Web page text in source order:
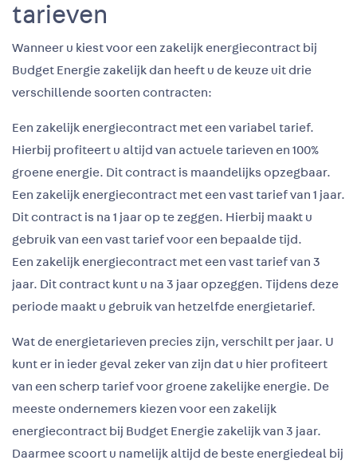
tarieven
Wanneer u kiest voor een zakelijk energiecontract bij
Budget Energie zakelijk dan heeft u de keuze uit drie
verschillende soorten contracten:
Een zakelijk energiecontract met een variabel tarief.
Hierbij profiteert u altijd van actuele tarieven en 100%
groene energie. Dit contract is maandelijks opzegbaar.
Een zakelijk energiecontract met een vast tarief van 1 jaar.
Dit contract is na 1 jaar op te zeggen. Hierbij maakt u
gebruik van een vast tarief voor een bepaalde tijd.
Een zakelijk energiecontract met een vast tarief van 3
jaar. Dit contract kunt u na 3 jaar opzeggen. Tijdens deze
periode maakt u gebruik van hetzelfde energietarief.
Wat de energietarieven precies zijn, verschilt per jaar. U
kunt er in ieder geval zeker van zijn dat u hier profiteert
van een scherp tarief voor groene zakelijke energie. De
meeste ondernemers kiezen voor een zakelijk
energiecontract bij Budget Energie zakelijk van 3 jaar.
Daarmee scoort u namelijk altijd de beste energiedeal bij